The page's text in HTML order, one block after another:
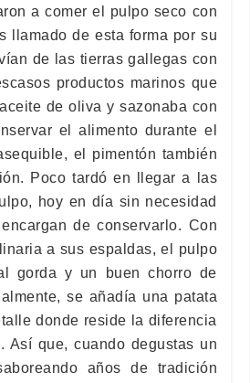
a comer el pulpo seco con
llamado de esta forma por su
de las tierras gallegas con
productos marinos que
de oliva y sazonaba con
el alimento durante el
el pimentón también
Poco tardó en llegar a las
hoy en día sin necesidad
de conservarlo. Con
a sus espaldas, el pulpo
gorda y un buen chorro de
se añadía una patata
donde reside la diferencia
que, cuando degustas un
años de tradición